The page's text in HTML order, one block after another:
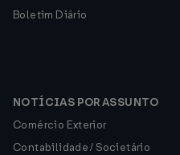
Boletim Diário
NOTÍCIAS POR ASSUNTO
Comércio Exterior
Contabilidade / Societário